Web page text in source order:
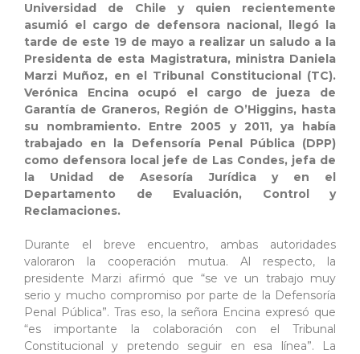
Universidad de Chile y quien recientemente
asumió el cargo de defensora nacional, llegó la
tarde de este 19 de mayo a realizar un saludo a la
Presidenta de esta Magistratura, ministra Daniela
Marzi Muñoz, en el Tribunal Constitucional (TC).
Verónica Encina ocupó el cargo de jueza de
Garantía de Graneros, Región de O’Higgins, hasta
su nombramiento. Entre 2005 y 2011, ya había
trabajado en la Defensoría Penal Pública (DPP)
como defensora local jefe de Las Condes, jefa de
la Unidad de Asesoría Jurídica y en el
Departamento de Evaluación, Control y
Reclamaciones.
Durante el breve encuentro, ambas autoridades
valoraron la cooperación mutua. Al respecto, la
presidente Marzi afirmó que “se ve un trabajo muy
serio y mucho compromiso por parte de la Defensoría
Penal Pública”. Tras eso, la señora Encina expresó que
“es importante la colaboración con el Tribunal
Constitucional y pretendo seguir en esa línea”. La